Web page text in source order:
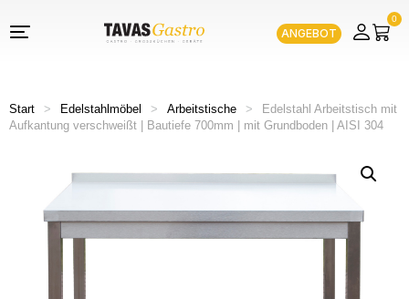
ANGEBOT
0
Start > Edelstahlmöbel > Arbeitstische >
Edelstahl Arbeitstisch mit
Aufkantung verschweißt | Bautiefe 700mm | mit Grundboden | AISI 304